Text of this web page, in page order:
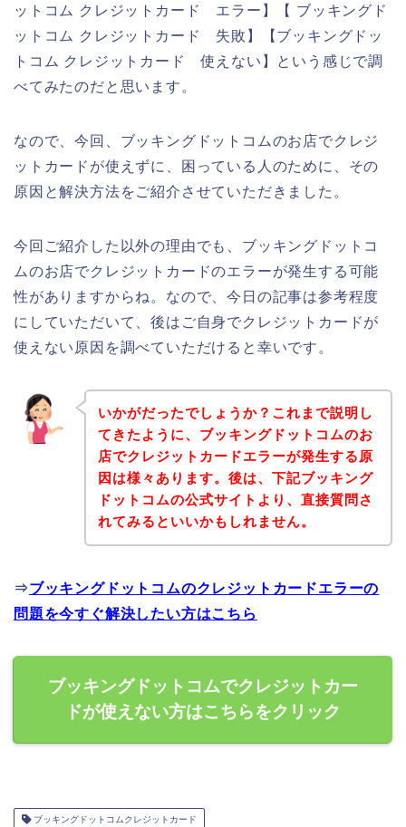
ットコム クレジットカード エラー】【 ブッキングド
ットコム クレジットカード 失敗】【ブッキングドッ
トコム クレジットカード 使えない】という感じで調
べてみたのだと思います。
なので、今回、ブッキングドットコムのお店でクレジ
ットカードが使えずに、困っている人のために、その
原因と解決方法をご紹介させていただきました。
今回ご紹介した以外の理由でも、ブッキングドットコ
ムのお店でクレジットカードのエラーが発生する可能
性がありますからね。なので、今日の記事は参考程度
にしていただいて、後はご自身でクレジットカードが
使えない原因を調べていただけると幸いです。
いかがだったでしょうか？これまで説明し
てきたように、ブッキングドットコムのお
店でクレジットカードエラーが発生する原
因は様々あります。後は、下記ブッキング
ドットコムの公式サイトより、直接質問さ
れてみるといいかもしれません。
⇒ブッキングドットコムのクレジットカードエラーの
問題を今すぐ解決したい方はこちら
ブッキングドットコムでクレジットカー
ドが使えない方はこちらをクリック
ブッキングドットコムクレジットカード